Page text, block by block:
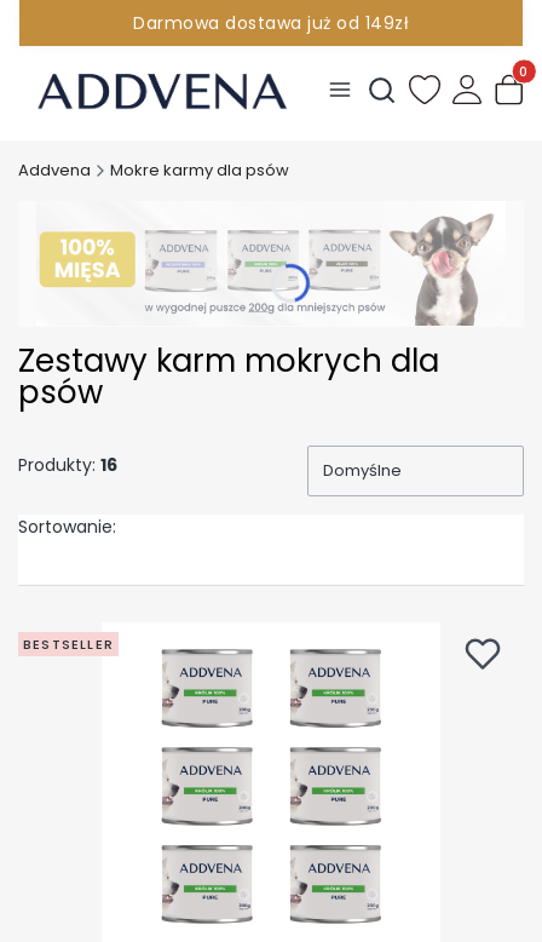
Darmowa dostawa już od 149zł
INFOLINIA 881 096 380
Otwórz
Addvena Mokre karmy dla psów
Zestawy karm mokrych dla
psów
Produkty: 16
Sortowanie:
Domyślne
BESTSELLER